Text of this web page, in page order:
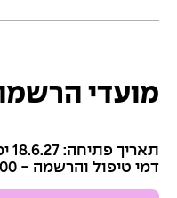
מועדי
תאריך פתיחה: 18.6.27 ימים ושעות: יום ו' 09:00-13:00
דמי טיפול והרשמה - 195.00 ש״ח